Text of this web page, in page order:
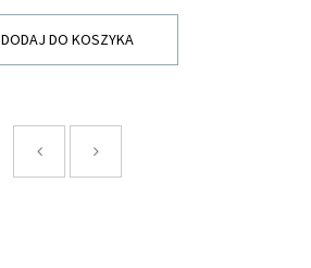
DODAJ DO KOSZYKA